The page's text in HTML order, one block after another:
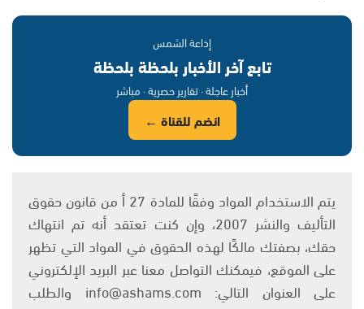
إذاعة الشمس
تابع آخر الأخبار بلحظة بلحظة
أخبار عاجلة · تقارير حصرية · مباشر
انضم للقناة ←
يتم الاستخدام المواد وفقًا للمادة 27 أ من قانون حقوق
التأليف والنشر 2007، وإن كنت تعتقد أنه تم انتهاك
حقك، بصفتك مالكًا لهذه الحقوق في المواد التي تظهر
على الموقع، فيمكنك التواصل معنا عبر البريد الإلكتروني
على العنوان التالي: info@ashams.com والطلب